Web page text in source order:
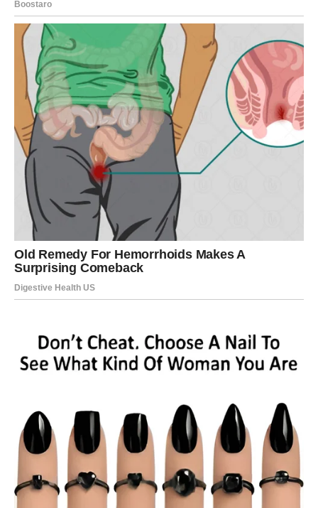
Karta Promene najavljuje iznenadan obrt. Danas se nešto
menja – plan, raspoloženje, odluka, tok dana. Vodolija je
znak koji se ne boji novog, ali danas promena dolazi da te
oslobodi nečega što je već odslužilo svoje. Karmički, ovo
je reset. Ono što odlazi – pravi mesto za nešto
autentičnije.
RIBE – KARTA: SREĆA
Jedna od najlepših karata u ciganskom špilu. Sreća ne
mora danas doći kao veliki događaj – može biti mir u srcu,
dobra vest, osećaj da si na pravom mestu. Ribe danas
imaju zaštitu sudbine. Karmički, ovo je nagrada za
dobrotu, empatiju i veru. Ne sumnjaj u sebe – zvezde su
danas na tvojoj strani.